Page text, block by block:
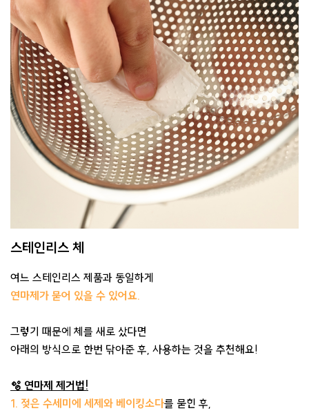
스테인리스 체
여느 스테인리스 제품과 동일하게
연마제가 묻어 있을 수 있어요.
그렇기 때문에 체를 새로 샀다면
아래의 방식으로 한번 닦아준 후, 사용하는 것을 추천해요!
🫧 연마제 제거법!
1. 젖은 수세미에 세제와 베이킹소다를 묻힌 후,